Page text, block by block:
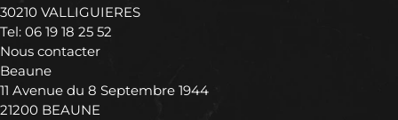
30210 VALLIGUIERES
Tel: 06 19 18 25 52
Nous contacter
Beaune
11 Avenue du 8 Septembre 1944
21200 BEAUNE